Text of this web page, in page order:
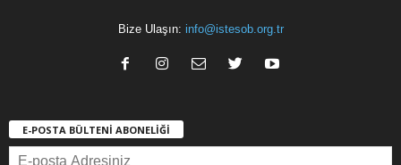
Bize Ulaşın: info@istesob.org.tr
E-POSTA BÜLTENİ ABONELİĞİ